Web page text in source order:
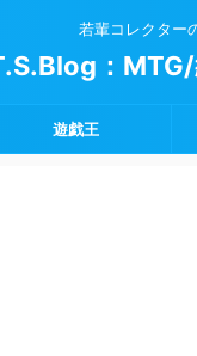
若輩コレクター
：
遊戯王